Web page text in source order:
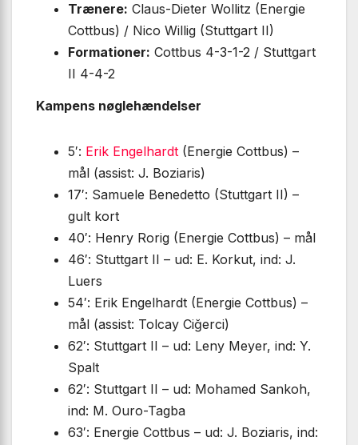
Trænere: Claus-Dieter Wollitz (Energie
Cottbus) / Nico Willig (Stuttgart II)
Formationer: Cottbus 4-3-1-2 / Stuttgart
II 4-4-2
Kampens nøglehændelser
5′: Erik Engelhardt (Energie Cottbus) –
mål (assist: J. Boziaris)
17′: Samuele Benedetto (Stuttgart II) –
gult kort
40′: Henry Rorig (Energie Cottbus) – mål
46′: Stuttgart II – ud: E. Korkut, ind: J.
Luers
54′: Erik Engelhardt (Energie Cottbus) –
mål (assist: Tolcay Ciğerci)
62′: Stuttgart II – ud: Leny Meyer, ind: Y.
Spalt
62′: Stuttgart II – ud: Mohamed Sankoh,
ind: M. Ouro-Tagba
63′: Energie Cottbus – ud: J. Boziaris, ind: